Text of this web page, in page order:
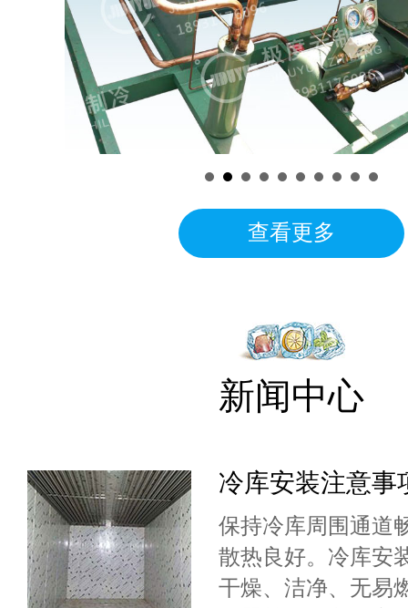
查看更多
新闻中心
冷库安装注意事
保持冷库周围通道
散热良好。冷库安
干燥、洁净、无易